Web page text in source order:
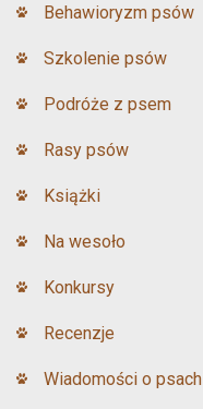
Behawioryzm psów
Szkolenie psów
Podróże z psem
Rasy psów
Książki
Na wesoło
Konkursy
Recenzje
Wiadomości o psach